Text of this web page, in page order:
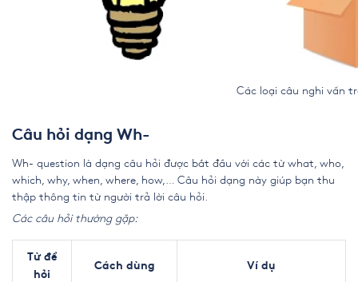
Các loại câu nghi vấn trong
Câu hỏi dạng Wh-
Wh- question là dạng câu hỏi được bắt đầu với các từ what, who,
which, why, when, where, how,… Câu hỏi dạng này giúp bạn thu
thập thông tin từ người trả lời câu hỏi.
Các câu hỏi thường gặp:
Từ để
hỏi
Cách dùng Ví dụ